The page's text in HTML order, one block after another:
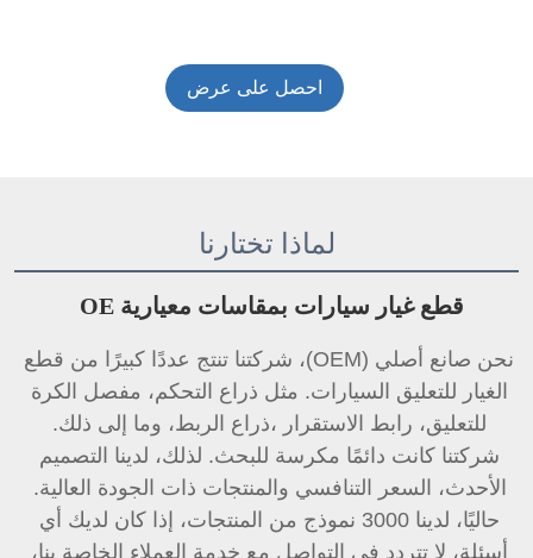
احصل على عرض
لماذا تختارنا
قطع غيار سيارات بمقاسات معيارية OE
للتعليق، رابط الاستقرار